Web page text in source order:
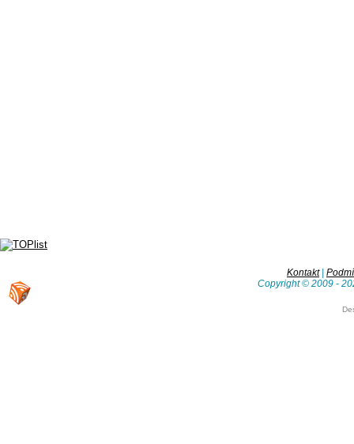
Kontakt|
Copyright © 2009 -